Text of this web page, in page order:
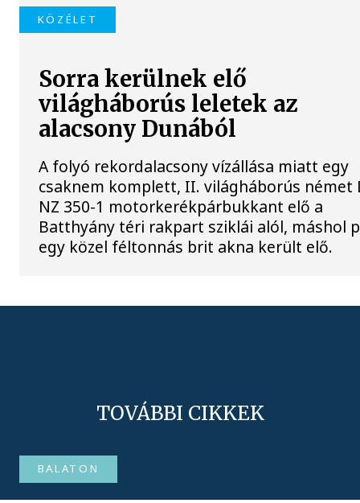
KÖZÉLET
Sorra kerülnek elő
világháborús leletek az
alacsony Dunából
A folyó rekordalacsony vízállása miatt egy
csaknem komplett, II. világháborús német
NZ 350-1 motorkerékpárbukkant elő a
Batthyány téri rakpart sziklái alól, máshol
egy közel féltonnás brit akna került elő.
TOVÁBBI CIKKEK
BALATON